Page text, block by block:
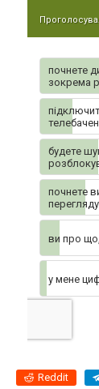
почнете
зокрема
будете
почнете
ви про
у мене
Reddit